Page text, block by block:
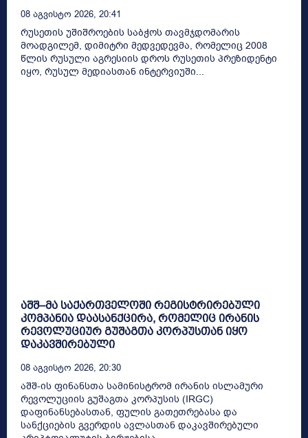
08 Აგვისტო 2026, 20:41
რუსეთის უშიშროების საბჭოს თავმჯდომარის
მოადგილემ, დიმიტრი მედვედევმა, რომელიც 2008
წლის რუსული აგრესიის დროს რუსეთის პრეზიდენტი
იყო, რუსულ მედიასთან ინტერვიუში...
აშშ–მა საქართველოში რეგისტრირებული
კომპანია დაასანქცირა, რომელიც ირანის
რევოლუციურ გუშაგთა კორპუსთან იყო
დაკავშირებული
08 Აგვისტო 2026, 20:30
აშშ-ის ფინანსთა სამინისტრომ ირანის ისლამური
რევოლუციის გუშაგთა კორპუსის (IRGC)
დაფინანსებასთან, ფულის გათეთრებასა და
სანქციების გვერდის ავლასთან დაკავშირებული